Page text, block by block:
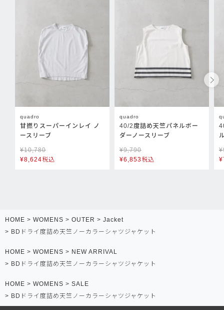
quadro
甘撚りスーパーインレイ ノ
ースリーブ
¥10,780
¥8,624税込
quadro
40/2度詰め天竺パネルボー
ダーノースリーブ
¥9,790
¥6,853税込
¥
¥
HOME WOMENS OUTER
Jacket
BDドライ度詰め天竺ノーカラーシャツジャケット
HOME WOMENS
NEW ARRIVAL
BDドライ度詰め天竺ノーカラーシャツジャケット
HOME WOMENS
SALE
BDドライ度詰め天竺ノーカラーシャツジャケット